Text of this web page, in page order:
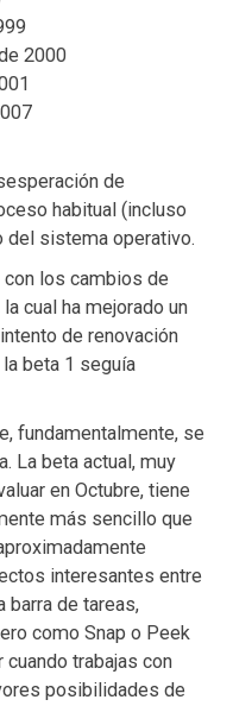
2000
de
habitual (incluso
del sistema operativo.
los cambios de
cual ha mejorado un
de renovación
beta 1 seguía
fundamentalmente, se
La beta actual, muy
en Octubre, tiene
más sencillo que
interesantes entre
barra de tareas,
como Snap o Peek
trabajas con
posibilidades de